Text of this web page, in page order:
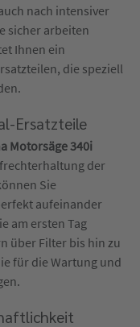
nach intensiver
sicher arbeiten
Ihnen ein
die speziell
Ersatzteile
Motorsäge 340i
der
Sie
aufeinander
am ersten Tag
über Filter bis hin zu
für die Wartung und